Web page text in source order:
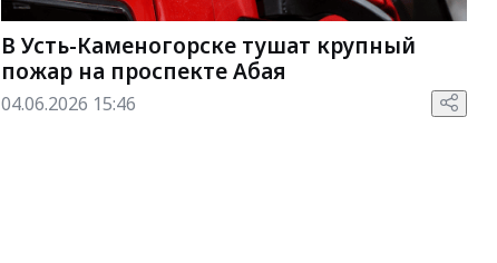
В Усть-Каменогорске тушат крупный
пожар на проспекте Абая
04.06.2026 15:46